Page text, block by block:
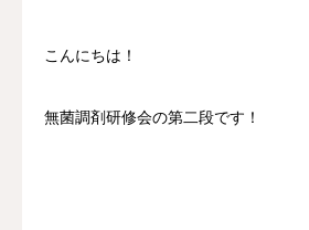
こんにちは！
無菌調剤研修会の第二段です！